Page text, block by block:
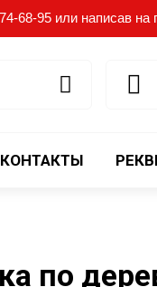
68-95 или написав на
КОНТАКТЫ
по